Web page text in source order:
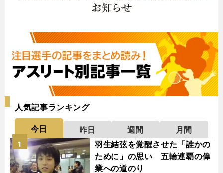
人気記事ランキング
今日 昨日 週間
月間
羽生結弦を覚醒させた「誰かの
ために」の思い 五輪連覇の偉
業への道のり
1